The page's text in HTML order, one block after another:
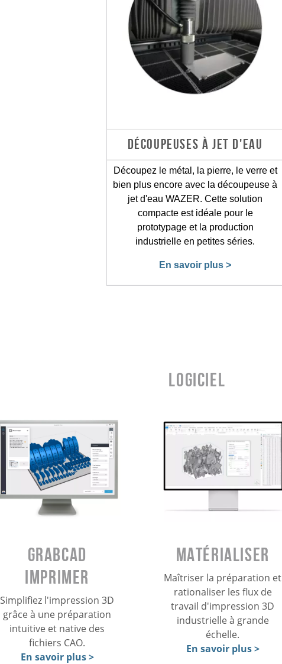
DÉCOUPEUSES À JET D'EAU
Découpez le métal, la pierre, le verre et
bien plus encore avec la découpeuse à
jet d'eau WAZER. Cette solution
compacte est idéale pour le
prototypage et la production
industrielle en petites séries.
En savoir plus >
Logiciel
GrabCAD
Imprimer
Simplifiez l'impression 3D
grâce à une préparation
intuitive et native des
fichiers CAO.
En savoir plus >
Matérialiser
Maîtriser la préparation et
rationaliser les flux de
travail d'impression 3D
industrielle à grande
échelle.
En savoir plus >